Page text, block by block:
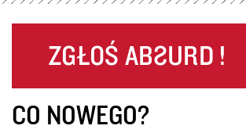
CO NOWEGO?